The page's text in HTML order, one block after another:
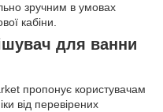
зручним в умовах
кабіни.
для ванни
пропонує користувачам
від перевірених